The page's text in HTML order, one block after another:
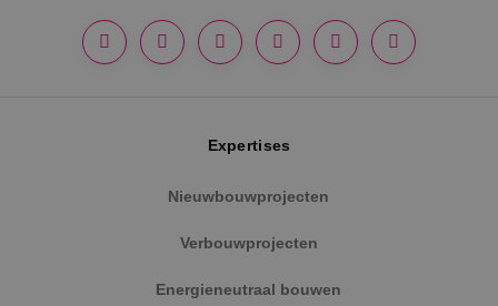
Expertises
Nieuwbouwprojecten
Verbouwprojecten
Energieneutraal bouwen